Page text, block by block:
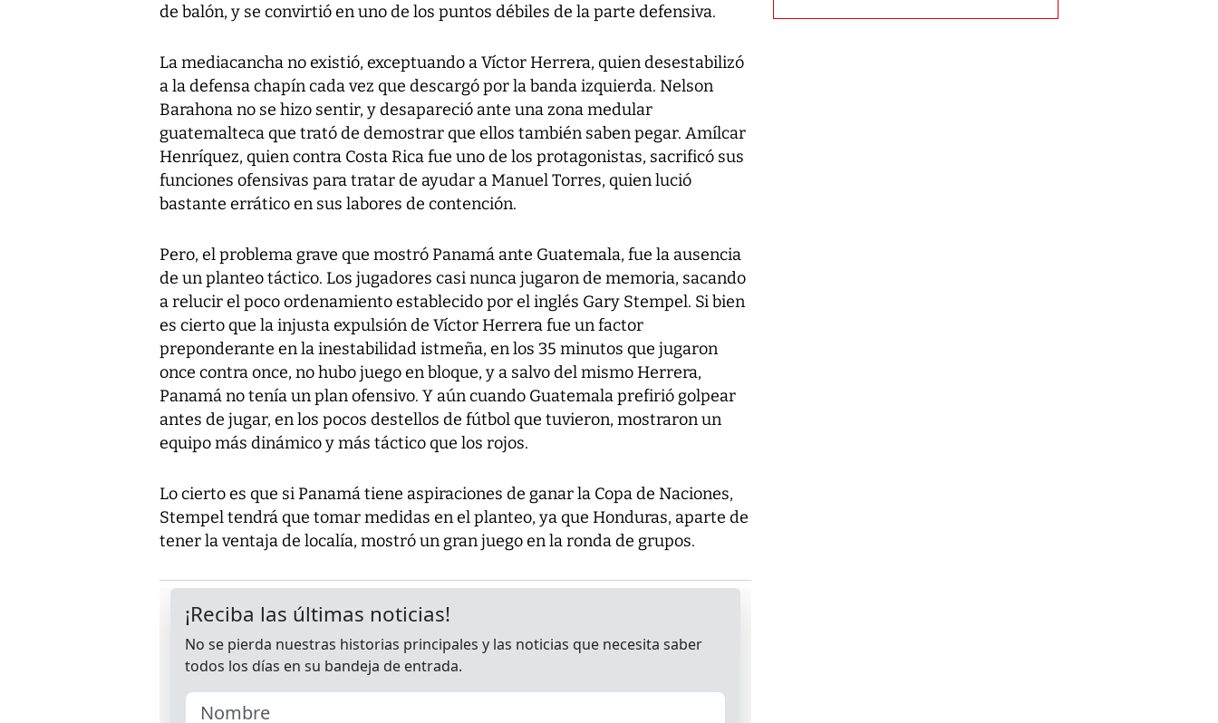
de balón, y se convirtió en uno de los puntos débiles de la parte defensiva.
La mediacancha no existió, exceptuando a Víctor Herrera, quien desestabilizó
a la defensa chapín cada vez que descargó por la banda izquierda. Nelson
Barahona no se hizo sentir, y desapareció ante una zona medular
guatemalteca que trató de demostrar que ellos también saben pegar. Amílcar
Henríquez, quien contra Costa Rica fue uno de los protagonistas, sacrificó sus
funciones ofensivas para tratar de ayudar a Manuel Torres, quien lució
bastante errático en sus labores de contención.
Pero, el problema grave que mostró Panamá ante Guatemala, fue la ausencia
de un planteo táctico. Los jugadores casi nunca jugaron de memoria, sacando
a relucir el poco ordenamiento establecido por el inglés Gary Stempel. Si bien
es cierto que la injusta expulsión de Víctor Herrera fue un factor
preponderante en la inestabilidad istmeña, en los 35 minutos que jugaron
once contra once, no hubo juego en bloque, y a salvo del mismo Herrera,
Panamá no tenía un plan ofensivo. Y aún cuando Guatemala prefirió golpear
antes de jugar, en los pocos destellos de fútbol que tuvieron, mostraron un
equipo más dinámico y más táctico que los rojos.
Lo cierto es que si Panamá tiene aspiraciones de ganar la Copa de Naciones,
Stempel tendrá que tomar medidas en el planteo, ya que Honduras, aparte de
tener la ventaja de localía, mostró un gran juego en la ronda de grupos.